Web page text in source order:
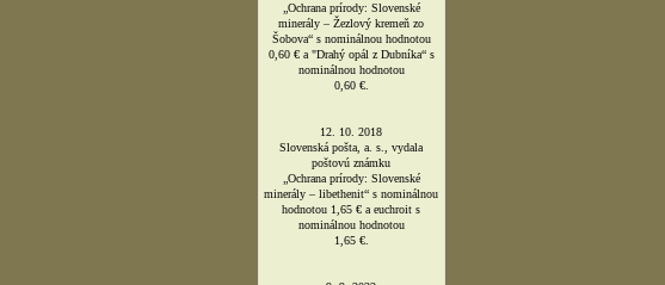
„Ochrana prírody: Slovenské
minerály – Žezlový kremeň zo
Šobova“ s nominálnou hodnotou
0,60 € a "Drahý opál z Dubníka“ s
nominálnou hodnotou
0,60 €.
12. 10. 2018
Slovenská pošta, a. s., vydala
poštovú známku
„Ochrana prírody: Slovenské
minerály – libethenit“ s nominálnou
hodnotou 1,65 € a euchroit s
nominálnou hodnotou
1,65 €.